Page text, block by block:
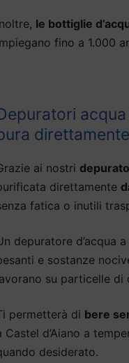
le bottiglie
fino a 1.000
acqua
ai nostri
direttamente
fatica o inutili
depuratore d’acqua
e sostanze
su particelle di
permetterà di bere
Castel d’Aiano a
desiderato.